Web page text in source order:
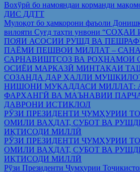
Вохўрӣ бо намояндаи корманди
ДИС ДДТТ
Мулоқот бо ҳамкорони фаъоли
вилояти Суғд таҳти унвони
ПОЯИ АСОСИИ РУШД ВА
ПАЁМИ ПЕШВОИ МИЛЛАТ –
САРНАВИШТСОЗ ВА РОҲНАМОИ
ОСИЁИ МАРКАЗӢ МИНТАҚАИ
СОЗАНДА ДАР ҲАЛЛИ
НИШОНИ МУҚАДДАСИ МИЛЛАТ:
ФАРҲАНГӢ ВА МАЪНАВИИ
ДАВРОНИ ИСТИҚЛОЛ
РӮЗИ ПРЕЗИДЕНТИ ҶУМҲУРИИ
ОМИЛИ ВАҲДАТ, СУБОТ ВА
ИҚТИСОДИ МИЛЛӢ
РӮЗИ ПРЕЗИДЕНТИ ҶУМҲУРИИ
ОМИЛИ ВАҲДАТ, СУБОТ ВА
ИҚТИСОДИ МИЛЛӢ
Рўзи Президенти Ҷумҳурии